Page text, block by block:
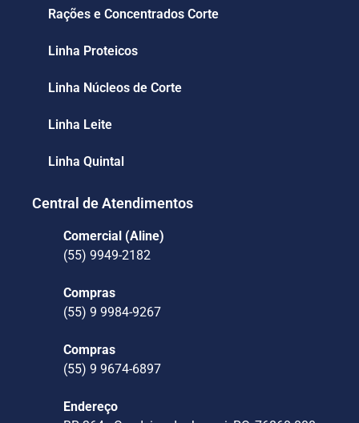
Rações e Concentrados Corte
Linha Proteicos
Linha Núcleos de Corte
Linha Leite
Linha Quintal
Central de Atendimentos
Comercial (Aline)
(55) 9949-2182
Compras
(55) 9 9984-9267
Compras
(55) 9 9674-6897
Endereço